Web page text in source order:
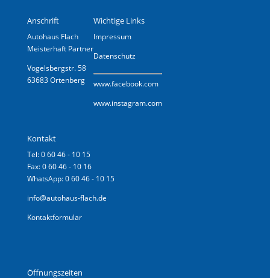
Anschrift
Autohaus Flach
Meisterhaft Partner
Vogelsbergstr. 58
63683 Ortenberg
Wichtige Links
Impressum
Datenschutz
www.facebook.com
www.instagram.com
Kontakt
Tel: 0 60 46 - 10 15
Fax: 0 60 46 - 10 16
WhatsApp: 0 60 46 - 10 15
info@autohaus-flach.de
Kontaktformular
Öffnungszeiten